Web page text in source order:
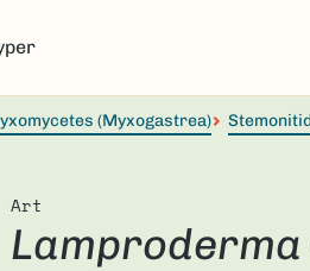
(Myxogastrea)
Art